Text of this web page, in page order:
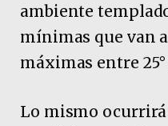
ambiente
mínimas que van a
máximas entre 25°
Lo mismo